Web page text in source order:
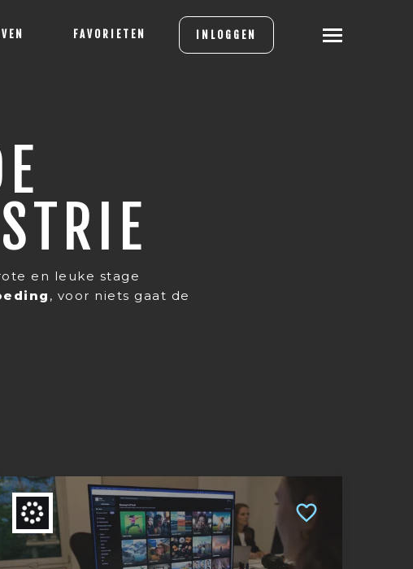
FAVORIETEN INLOGGEN
en leuke stage
, voor niets gaat de